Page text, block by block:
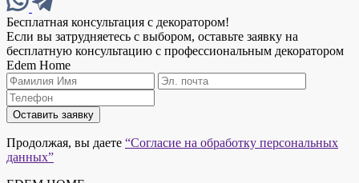
Бесплатная консультация с декоратором!
Если вы затрудняетесь с выбором, оставьте заявку на
бесплатную консультацию с профессиональным декоратором
Edem Home
Оставить заявку
Продолжая, вы даете “Согласие на обработку персональных
данных”